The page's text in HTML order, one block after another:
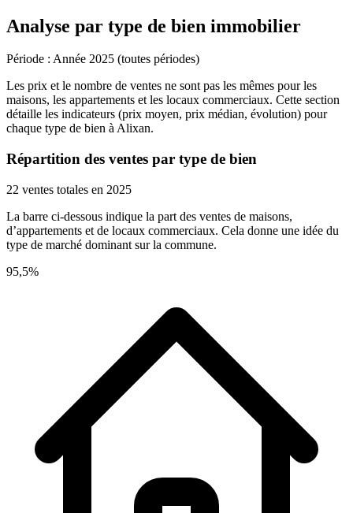
Analyse par type de bien immobilier
Période : Année 2025 (toutes périodes)
Les prix et le nombre de ventes ne sont pas les mêmes pour les
maisons, les appartements et les locaux commerciaux. Cette section
détaille les indicateurs (prix moyen, prix médian, évolution) pour
chaque type de bien à Alixan.
Répartition des ventes par type de bien
22 ventes totales en 2025
La barre ci-dessous indique la part des ventes de maisons,
d’appartements et de locaux commerciaux. Cela donne une idée du
type de marché dominant sur la commune.
95,5%